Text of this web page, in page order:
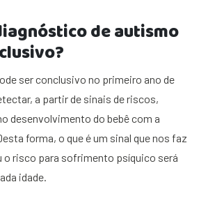
de autismo
ser conclusivo no primeiro ano de
a partir de sinais de riscos,
desenvolvimento do bebê com a
forma, o que é um sinal que nos faz
o risco para sofrimento psíquico será
idade.